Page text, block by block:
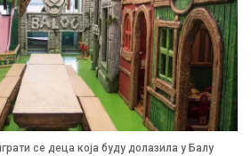
се деца која буду долазила у Балу